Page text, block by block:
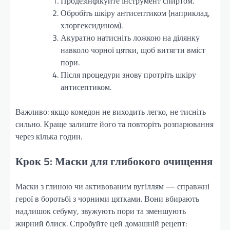
Обробіть шкіру антисептиком (наприклад,
хлоргексидином).
Акуратно натисніть ложкою на ділянку
навколо чорної цятки, щоб витягти вміст
пори.
Після процедури знову протріть шкіру
антисептиком.
Важливо: якщо комедон не виходить легко, не тисніть
сильно. Краще залиште його та повторіть розпарювання
через кілька годин.
Крок 5: Маски для глибокого очищення
Маски з глиною чи активованим вугіллям — справжні
герої в боротьбі з чорними цятками. Вони вбирають
надлишок себуму, звужують пори та зменшують
жирний блиск. Спробуйте цей домашній рецепт: